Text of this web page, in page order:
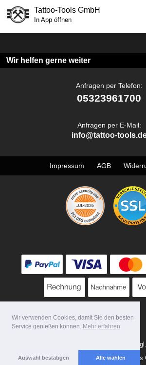
Wir verwenden Cookies, damit Sie den besten
Service genießen können. Mehr erfahren
Auswahl bestätigen Alle wählen
Tattoo-Tools GmbH
In App öffnen
Wir helfen gerne weiter
Anfragen per Telefon:
05323961700
Anfragen per E-Mail:
info@tattoo-
Impressum AGB
* Alle Preise zzgl. MwSt. evtl.
Copyright 2026 by Tattoo-Tools